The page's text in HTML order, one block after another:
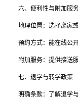
六、便利性与附加服
地理位置：选择离家
预约方式：能在线公
附加服务：提供接送
七、退学与转学政策
明确条款：了解退学